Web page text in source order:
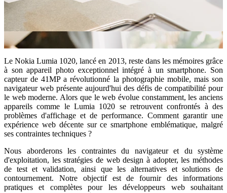
Le Nokia Lumia 1020, lancé en 2013, reste dans les mémoires grâce
à son appareil photo exceptionnel intégré à un smartphone. Son
capteur de 41MP a révolutionné la photographie mobile, mais son
navigateur web présente aujourd'hui des défis de compatibilité pour
le web moderne. Alors que le web évolue constamment, les anciens
appareils comme le Lumia 1020 se retrouvent confrontés à des
problèmes d'affichage et de performance. Comment garantir une
expérience web décente sur ce smartphone emblématique, malgré
ses contraintes techniques ?
Nous aborderons les contraintes du navigateur et du système
d'exploitation, les stratégies de web design à adopter, les méthodes
de test et validation, ainsi que les alternatives et solutions de
contournement. Notre objectif est de fournir des informations
pratiques et complètes pour les développeurs web souhaitant